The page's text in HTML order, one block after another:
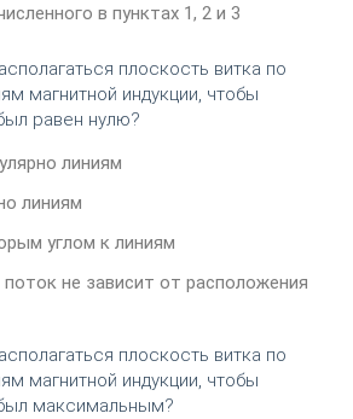
в пунктах 1, 2 и 3
плоскость витка по
магнитной индукции, чтобы
равен нулю?
линиям
линиям
углом к линиям
не зависит от расположения
плоскость витка по
магнитной индукции, чтобы
максимальным?